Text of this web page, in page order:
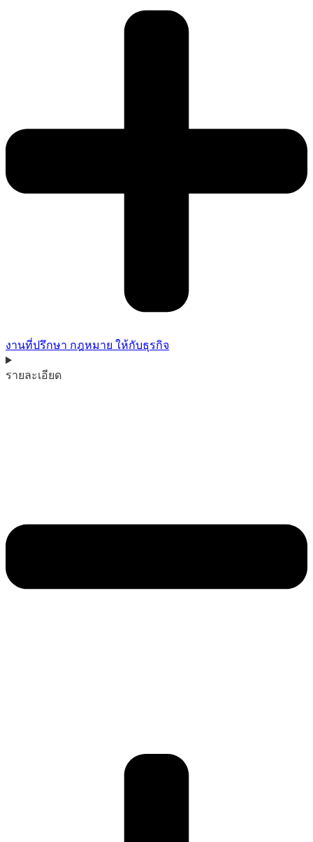
งานที่ปรึกษา กฎหมาย ให้กับธุรกิจ
รายละเอียด